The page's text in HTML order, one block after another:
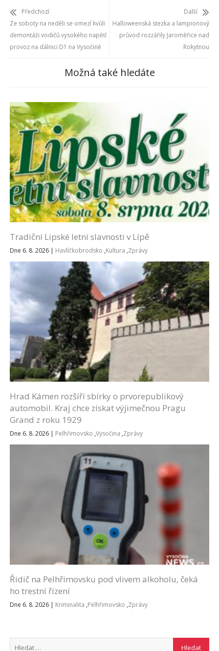
Předchozí
Ze soboty na neděli se omezí kvůli
demontáži vodičů vysokého napětí
provoz na dálnici D1 na Vysočině
Další
Halloweenská stezka a lampionový
průvod rozzářily Jaroměřice nad
Rokytnou
Možná také hledáte
Tradiční Lipské letní slavnosti v Lípě
Dne 6. 8. 2026 | Havlíčkobrodsko ,Kultura ,Zprávy
Hrad Kámen rozšíří sbírky o prvorepublikový
automobil. Kraj chce získat výjimečnou Pragu
Grand z roku 1929
Dne 6. 8. 2026 | Pelhřimovsko ,Vysočina ,Zprávy
Řidič na Pelhřimovsku pod vlivem alkoholu, čeká
ho trestní řízení
Dne 6. 8. 2026 | Kriminalita ,Pelhřimovsko ,Zprávy